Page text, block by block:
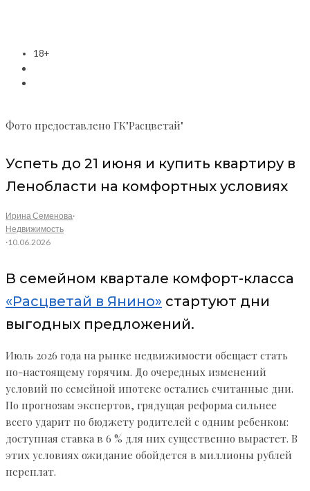
18+
Фото предоставлено ГК"Расцветай"
Успеть до 21 июня и купить квартиру в
Ленобласти на комфортных условиях
Ирина Семенова·
Недвижимость
·10.06.2026
В семейном квартале комфорт-класса
«Расцветай в Янино» стартуют дни
выгодных предложений.
Июль 2026 года на рынке недвижимости обещает стать
по-настоящему горячим. До очередных изменений
условий по семейной ипотеке остались считанные дни.
По прогнозам экспертов, грядущая реформа сильнее
всего ударит по бюджету родителей с одним ребенком:
доступная ставка в 6 % для них существенно вырастет. В
этих условиях ожидание обойдется в миллионы рублей
переплат.